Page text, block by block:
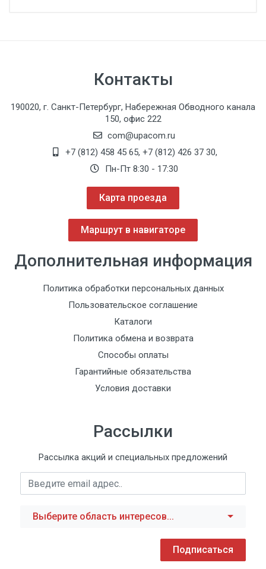
3
Контакты
190020, г. Санкт-Петербург, Набережная Обводного канала
150, офис 222
com@upacom.ru
+7 (812) 458 45 65, +7 (812) 426 37 30,
Пн-Пт 8:30 - 17:30
Карта проезда
Маршрут в навигаторе
Дополнительная информация
Политика обработки персональных данных
Пользовательское соглашение
Каталоги
Политика обмена и возврата
Способы оплаты
Гарантийные обязательства
Условия доставки
Рассылки
Рассылка акций и специальных предложений
Выберите область интересов...
Подписаться